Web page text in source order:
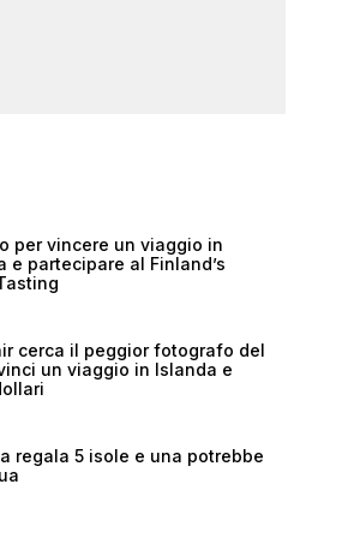
per vincere un viaggio in
e partecipare al Finland’s
cerca il peggior fotografo del
un viaggio in Islanda e
regala 5 isole e una potrebbe